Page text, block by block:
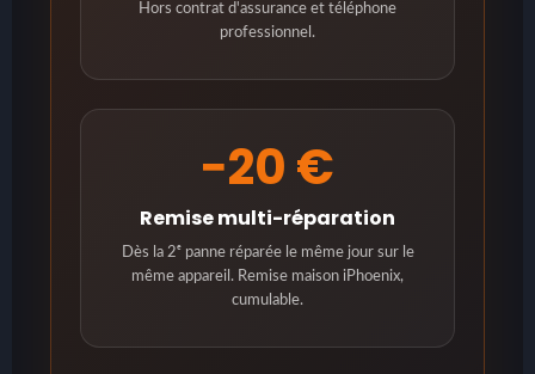
Hors contrat d'assurance et téléphone
professionnel.
−20 €
Remise multi-réparation
Dès la 2ᵉ panne réparée le même jour sur le
même appareil. Remise maison iPhoenix,
cumulable.